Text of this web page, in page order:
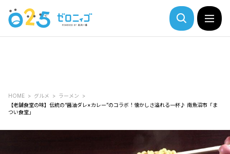
HOME グルメ
ラーメン
【老舗食堂の味】伝統の“醤油ダレ×カレー”のコラボ！懐かしさ溢れる一杯♪ 南魚沼市「ま
つい食堂」